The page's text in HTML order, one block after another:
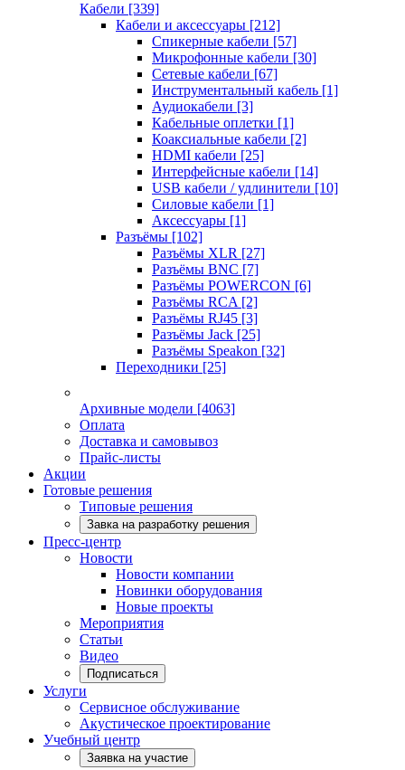
Кабели [339]
Кабели и аксессуары [212]
Спикерные кабели [57]
Микрофонные кабели [30]
Сетевые кабели [67]
Инструментальный кабель [1]
Аудиокабели [3]
Кабельные оплетки [1]
Коаксиальные кабели [2]
HDMI кабели [25]
Интерфейсные кабели [14]
USB кабели / удлинители [10]
Силовые кабели [1]
Аксессуары [1]
Разъёмы [102]
Разъёмы XLR [27]
Разъёмы BNC [7]
Разъёмы POWERCON [6]
Разъёмы RCA [2]
Разъёмы RJ45 [3]
Разъёмы Jack [25]
Разъёмы Speakon [32]
Переходники [25]
Архивные модели [4063]
Оплата
Доставка и самовывоз
Прайс-листы
Акции
Готовые решения
Типовые решения
Завка на разработку решения
Пресс-центр
Новости
Новости компании
Новинки оборудования
Новые проекты
Мероприятия
Статьи
Видео
Подписаться
Услуги
Сервисное обслуживание
Акустическое проектирование
Учебный центр
Заявка на участие